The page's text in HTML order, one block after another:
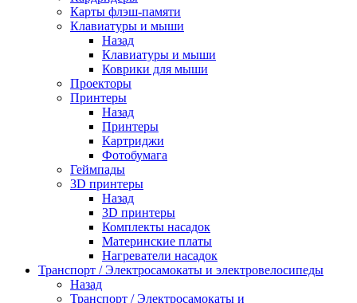
Карты флэш-памяти
Клавиатуры и мыши
Назад
Клавиатуры и мыши
Коврики для мыши
Проекторы
Принтеры
Назад
Принтеры
Картриджи
Фотобумага
Геймпады
3D принтеры
Назад
3D принтеры
Комплекты насадок
Материнские платы
Нагреватели насадок
Транспорт / Электросамокаты и электровелосипеды
Назад
Транспорт / Электросамокаты и